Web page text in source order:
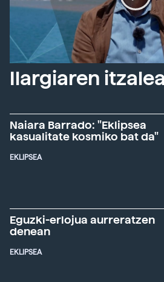
Ilargiaren
Naiara Barrado: "Eklipsea
kasualitate kosmiko bat da"
EKLIPSEA
Eguzki-erlojua aurreratzen
denean
EKLIPSEA